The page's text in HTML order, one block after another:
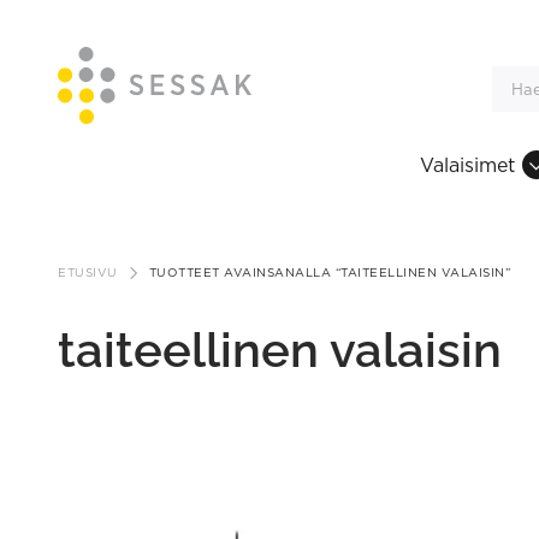
sisältöön
Valaisimet
ETUSIVU TUOTTEET AVAINSANALLA “TAITEELLINEN VALAISIN”
taiteellinen valaisin